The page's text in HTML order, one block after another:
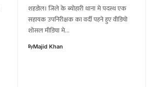
शहडोल। जिले के ब्योहारी थाना मे पदस्थ एक
सहायक उपनिरीक्षक का वर्दी पहने हुए वीडियो
शोसल मीडिया मे…
ByMajid Khan